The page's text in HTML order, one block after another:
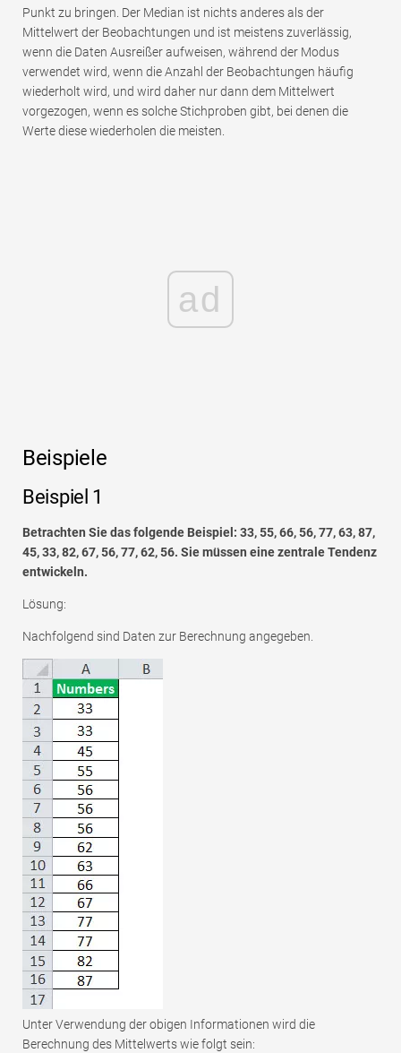
Punkt zu bringen. Der Median ist nichts anderes als der
Mittelwert der Beobachtungen und ist meistens zuverlässig,
wenn die Daten Ausreißer aufweisen, während der Modus
verwendet wird, wenn die Anzahl der Beobachtungen häufig
wiederholt wird, und wird daher nur dann dem Mittelwert
vorgezogen, wenn es solche Stichproben gibt, bei denen die
Werte diese wiederholen die meisten.
ad
Beispiele
Beispiel 1
Betrachten Sie das folgende Beispiel: 33, 55, 66, 56, 77, 63, 87,
45, 33, 82, 67, 56, 77, 62, 56. Sie müssen eine zentrale Tendenz
entwickeln.
Lösung:
Nachfolgend sind Daten zur Berechnung angegeben.
Unter Verwendung der obigen Informationen wird die
Berechnung des Mittelwerts wie folgt sein: